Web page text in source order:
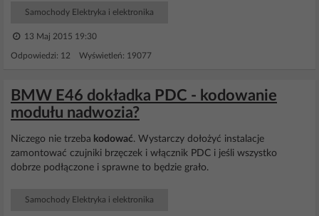
Samochody Elektryka i elektronika
13 Maj 2015 19:30
Odpowiedzi: 12 Wyświetleń: 19077
BMW E46 dokładka PDC - kodowanie
modułu nadwozia?
Niczego nie trzeba kodować. Wystarczy dołożyć instalacje
zamontować czujniki brzęczek i włącznik PDC i jeśli wszystko
dobrze podłączone i sprawne to będzie grało.
Samochody Elektryka i elektronika